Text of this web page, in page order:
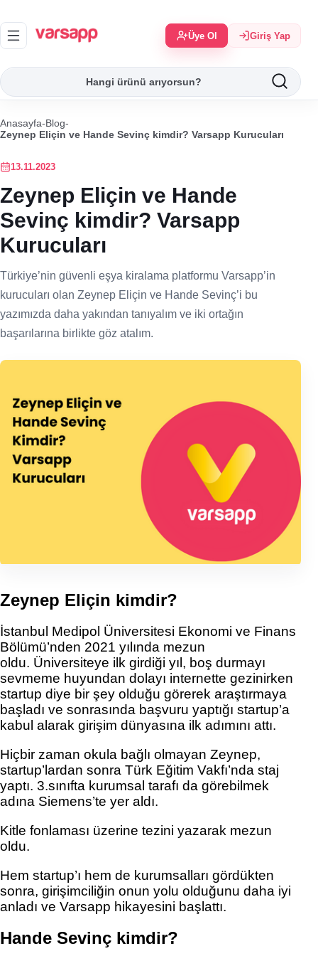
Üye Ol Giriş Yap
Anasayfa-Blog-
Zeynep Eliçin ve Hande Sevinç kimdir? Varsapp Kurucuları
13.11.2023
Zeynep Eliçin ve Hande
Sevinç kimdir? Varsapp
Kurucuları
Türkiye’nin güvenli eşya kiralama platformu Varsapp’in
kurucuları olan Zeynep Eliçin ve Hande Sevinç’i bu
yazımızda daha yakından tanıyalım ve iki ortağın
başarılarına birlikte göz atalım.
Zeynep Eliçin kimdir?
İstanbul Medipol Üniversitesi Ekonomi ve Finans
Bölümü’nden 2021 yılında mezun
oldu. Üniversiteye ilk girdiği yıl, boş durmayı
sevmeme huyundan dolayı internette gezinirken
startup diye bir şey olduğu görerek araştırmaya
başladı ve sonrasında başvuru yaptığı startup’a
kabul alarak girişim dünyasına ilk adımını attı.
Hiçbir zaman okula bağlı olmayan Zeynep,
startup’lardan sonra Türk Eğitim Vakfı’nda staj
yaptı. 3.sınıfta kurumsal tarafı da görebilmek
adına Siemens’te yer aldı.
Kitle fonlaması üzerine tezini yazarak mezun
oldu.
Hem startup’ı hem de kurumsalları gördükten
sonra, girişimciliğin onun yolu olduğunu daha iyi
anladı ve Varsapp hikayesini başlattı.
Hande Sevinç kimdir?